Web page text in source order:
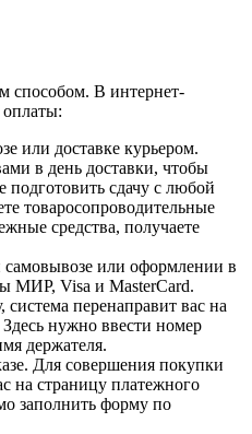
способом. В интернет-
оплаты:
или доставке курьером.
в день доставки, чтобы
подготовить сдачу с любой
товаросопроводительные
средства, получаете
самовывозе или оформлении в
МИР, Visa и MasterCard.
перенаправит вас на
нужно ввести номер
держателя.
Для совершения покупки
на страницу платежного
заполнить форму по